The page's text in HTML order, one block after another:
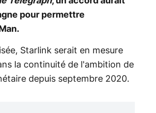
pour permettre
Starlink serait en mesure
la continuité de l'ambition de
depuis septembre 2020.